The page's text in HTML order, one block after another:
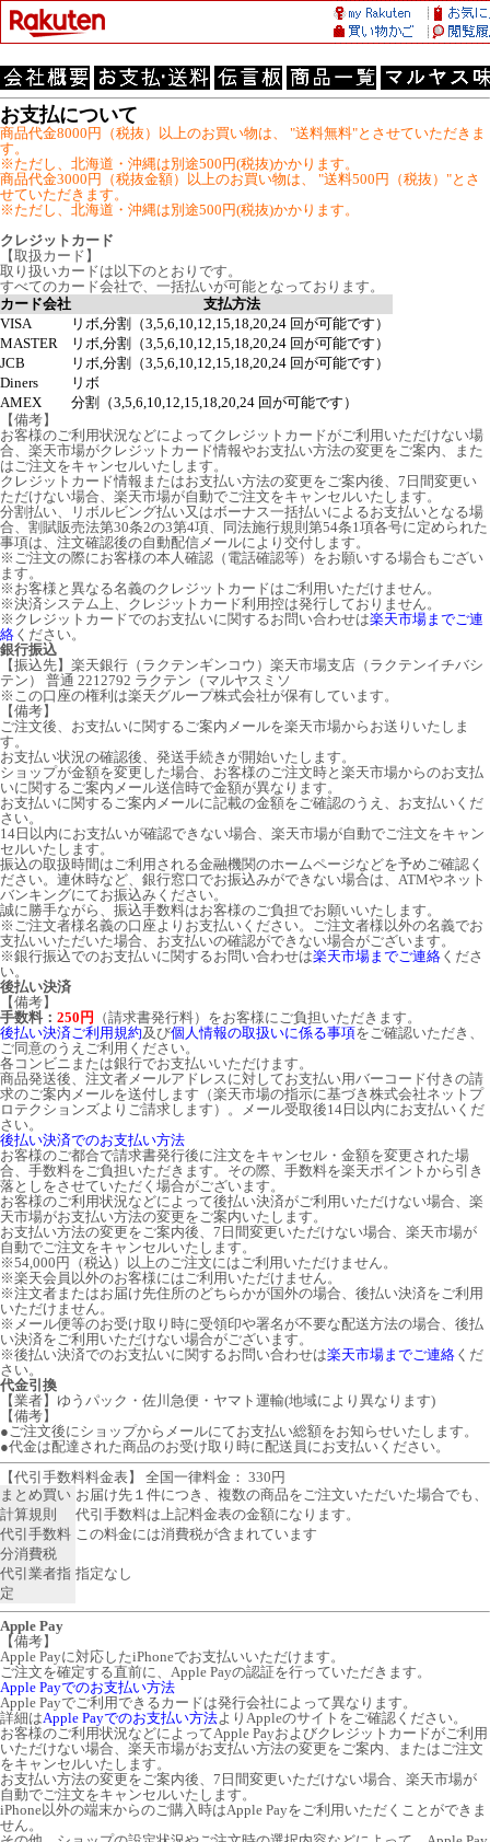
お支払について
商品代金8000円（税抜）以上のお買い物は、 "送料無料"とさせていただきま
す。
※ただし、北海道・沖縄は別途500円(税抜)かかります。
商品代金3000円（税抜金額）以上のお買い物は、 "送料500円（税抜）"とさ
せていただきます。
※ただし、北海道・沖縄は別途500円(税抜)かかります。
クレジットカード
【取扱カード】
取り扱いカードは以下のとおりです。
すべてのカード会社で、一括払いが可能となっております。
カード会社
支払方法
VISA
リボ,分割（3,5,6,10,12,15,18,20,24 回が可能です）
MASTER
リボ,分割（3,5,6,10,12,15,18,20,24 回が可能です）
JCB
リボ,分割（3,5,6,10,12,15,18,20,24 回が可能です）
Diners
リボ
AMEX
分割（3,5,6,10,12,15,18,20,24 回が可能です）
【備考】
お客様のご利用状況などによってクレジットカードがご利用いただけない場
合、楽天市場がクレジットカード情報やお支払い方法の変更をご案内、また
はご注文をキャンセルいたします。
クレジットカード情報またはお支払い方法の変更をご案内後、7日間変更い
ただけない場合、楽天市場が自動でご注文をキャンセルいたします。
分割払い、リボルビング払い又はボーナス一括払いによるお支払いとなる場
合、割賦販売法第30条2の3第4項、同法施行規則第54条1項各号に定められた
事項は、注文確認後の自動配信メールにより交付します。
※ご注文の際にお客様の本人確認（電話確認等）をお願いする場合もござい
ます。
※お客様と異なる名義のクレジットカードはご利用いただけません。
※決済システム上、クレジットカード利用控は発行しておりません。
※クレジットカードでのお支払いに関するお問い合わせは楽天市場までご連
絡 ください。
銀行振込
【振込先】楽天銀行（ラクテンギンコウ）楽天市場支店（ラクテンイチバシ
テン） 普通 2212792 ラクテン（マルヤスミソ
※この口座の権利は楽天グループ株式会社が保有しています。
【備考】
ご注文後、お支払いに関するご案内メールを楽天市場からお送りいたしま
す。
お支払い状況の確認後、発送手続きが開始いたします。
ショップが金額を変更した場合、お客様のご注文時と楽天市場からのお支払
いに関するご案内メール送信時で金額が異なります。
お支払いに関するご案内メールに記載の金額をご確認のうえ、お支払いくだ
さい。
14日以内にお支払いが確認できない場合、楽天市場が自動でご注文をキャン
セルいたします。
振込の取扱時間はご利用される金融機関のホームページなどを予めご確認く
ださい。連休時など、銀行窓口でお振込みができない場合は、ATMやネット
バンキングにてお振込みください。
誠に勝手ながら、振込手数料はお客様のご負担でお願いいたします。
※ご注文者様名義の口座よりお支払いください。ご注文者様以外の名義でお
支払いいただいた場合、お支払いの確認ができない場合がございます。
※銀行振込でのお支払いに関するお問い合わせは楽天市場までご連絡 くださ
い。
後払い決済
【備考】
手数料： 250円
（請求書発行料）をお客様にご負担いただきます。
後払い決済ご利用規約及び個人情報の取扱いに係る事項をご確認いただき、
ご同意のうえご利用ください。
各コンビニまたは銀行でお支払いいただけます。
商品発送後、注文者メールアドレスに対してお支払い用バーコード付きの請
求のご案内メールを送付します（楽天市場の指示に基づき株式会社ネットプ
ロテクションズよりご請求します）。メール受取後14日以内にお支払いくだ
さい。
後払い決済でのお支払い方法
お客様のご都合で請求書発行後に注文をキャンセル・金額を変更された場
合、手数料をご負担いただきます。その際、手数料を楽天ポイントから引き
落としをさせていただく場合がございます。
お客様のご利用状況などによって後払い決済がご利用いただけない場合、楽
天市場がお支払い方法の変更をご案内いたします。
お支払い方法の変更をご案内後、7日間変更いただけない場合、楽天市場が
自動でご注文をキャンセルいたします。
※54,000円（税込）以上のご注文にはご利用いただけません。
※楽天会員以外のお客様にはご利用いただけません。
※注文者またはお届け先住所のどちらかが国外の場合、後払い決済をご利用
いただけません。
※メール便等のお受け取り時に受領印や署名が不要な配送方法の場合、後払
い決済をご利用いただけない場合がございます。
※後払い決済でのお支払いに関するお問い合わせは楽天市場までご連絡 くだ
さい。
代金引換
【業者】ゆうパック・佐川急便・ヤマト運輸(地域により異なります)
【備考】
●ご注文後にショップからメールにてお支払い総額をお知らせいたします。
●代金は配達された商品のお受け取り時に配送員にお支払いください。
【代引手数料料金表】 全国一律料金： 330円
まとめ買い
計算規則
お届け先１件につき、複数の商品をご注文いただいた場合でも、
代引手数料は上記料金表の金額になります。
代引手数料
分消費税
この料金には消費税が含まれています
代引業者指
定
指定なし
Apple Pay
【備考】
Apple Payに対応したiPhoneでお支払いいただけます。
ご注文を確定する直前に、Apple Payの認証を行っていただきます。
Apple Payでのお支払い方法
Apple Payでご利用できるカードは発行会社によって異なります。
詳細はApple Payでのお支払い方法よりAppleのサイトをご確認ください。
お客様のご利用状況などによってApple Payおよびクレジットカードがご利用
いただけない場合、楽天市場がお支払い方法の変更をご案内、またはご注文
をキャンセルいたします。
お支払い方法の変更をご案内後、7日間変更いただけない場合、楽天市場が
自動でご注文をキャンセルいたします。
iPhone以外の端末からのご購入時はApple Payをご利用いただくことができま
せん。